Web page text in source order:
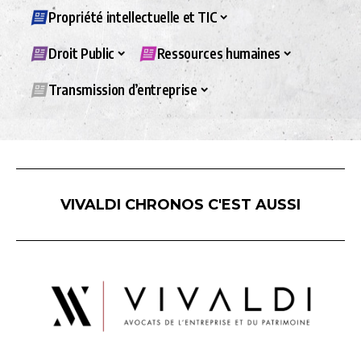
Propriété intellectuelle et TIC
Droit Public Ressources humaines
Transmission d’entreprise
VIVALDI CHRONOS C'EST AUSSI